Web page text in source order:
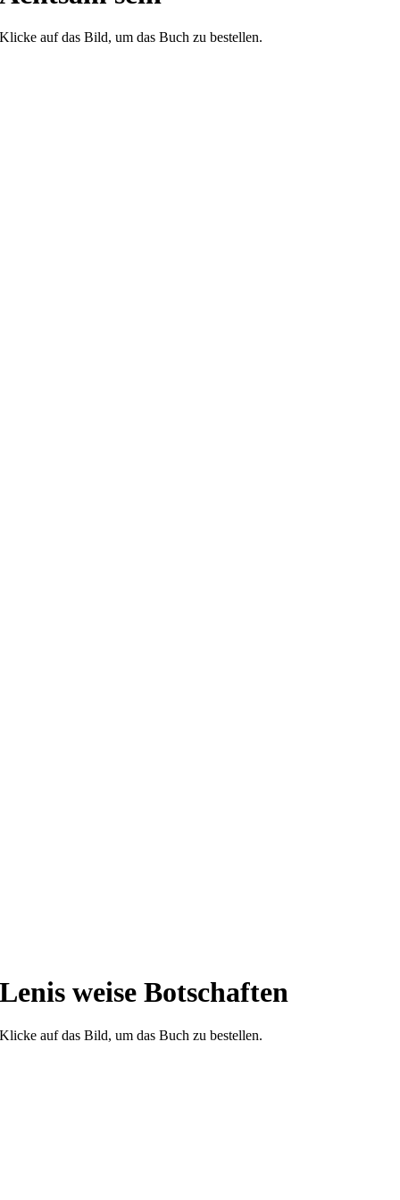
Klicke auf das Bild, um das Buch zu bestellen.
Lenis weise Botschaften
Klicke auf das Bild, um das Buch zu bestellen.